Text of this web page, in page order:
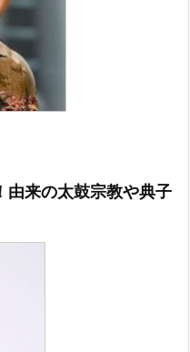
由来の太鼓宗教や典子